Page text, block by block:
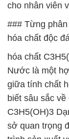
cho nhân viên
### Từng
hóa chất độc
hóa chất
Nước là một
giữa tính chất
biết sâu sắc
C3H5(OH)3
sở quan trọng